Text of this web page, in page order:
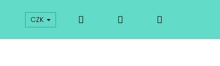
Kurzy Odkazy O vykrajovátkách
CZK Přihlášení